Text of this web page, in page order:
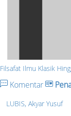
Filsafat Ilmu Klasik
Komentar
LUBIS, Akyar Yusuf